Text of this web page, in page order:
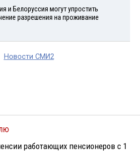
и Белоруссия могут упростить
разрешения на проживание
Новости СМИ2
работающих пенсионеров с 1